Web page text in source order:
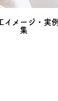
イメージ・実例
集